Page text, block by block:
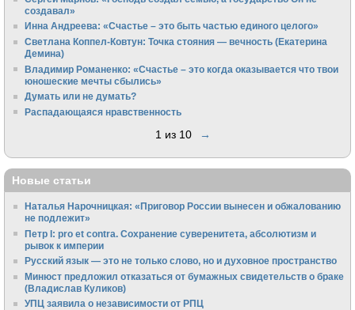
создавал»
Инна Андреева: «Счастье – это быть частью единого целого»
Светлана Коппел-Ковтун: Точка стояния — вечность (Екатерина
Демина)
Владимир Романенко: «Счастье – это когда оказывается что твои
юношеские мечты сбылись»
Думать или не думать?
Распадающаяся нравственность
1 из 10 →
Новые статьи
Наталья Нарочницкая: «Приговор России вынесен и обжалованию
не подлежит»
Петр I: pro et contra. Сохранение суверенитета, абсолютизм и
рывок к империи
Русский язык — это не только слово, но и духовное пространство
Минюст предложил отказаться от бумажных свидетельств о браке
(Владислав Куликов)
УПЦ заявила о независимости от РПЦ